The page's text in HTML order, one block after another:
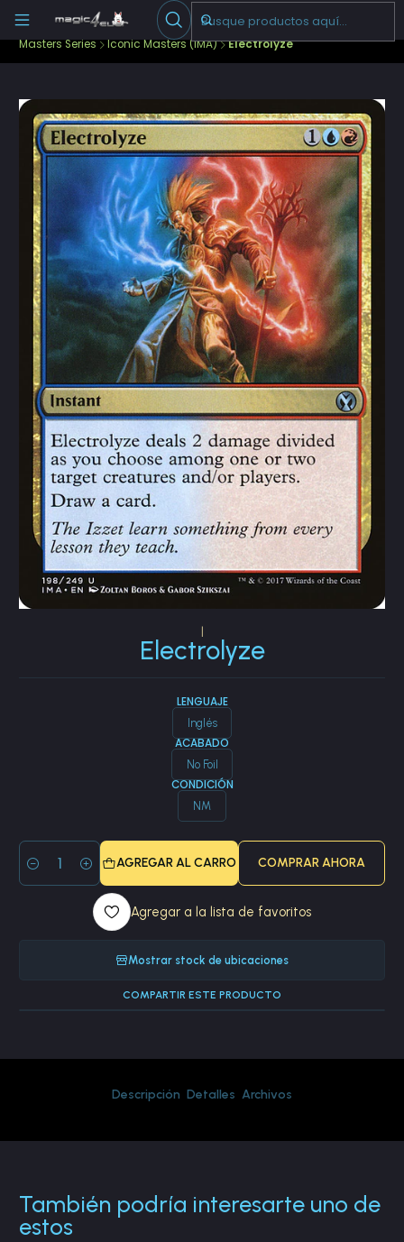
Escribenos
Cartas Sueltas Magic Ediciones Especiales
Masters Series Iconic Masters (IMA) Electrolyze
Electrolyze
LENGUAJE
Inglés
ACABADO
No Foil
CONDICIÓN
NM
Cantidad
AGREGAR AL CARRO COMPRAR AHORA
Agregar a la lista de favoritos
Mostrar stock de ubicaciones
COMPARTIR ESTE PRODUCTO
Descripción Detalles Archivos
También podría interesarte uno de
estos